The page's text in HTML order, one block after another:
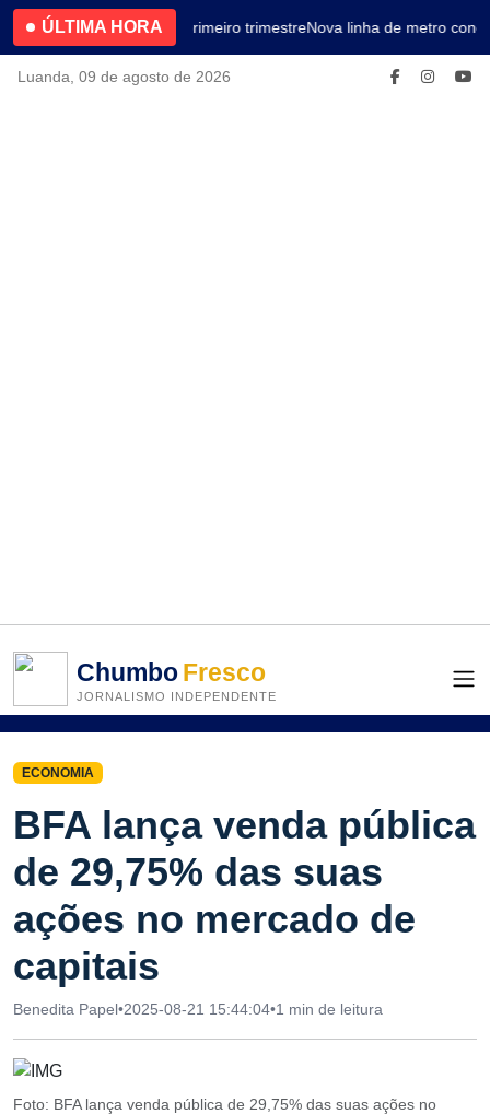
ÚLTIMA HORA4.2% no primeiro trimestreNova linha de metro
Luanda, 09 de agosto de 2026
ChumboFresco
JORNALISMO INDEPENDENTE
ECONOMIA
BFA lança venda pública
de 29,75% das suas
ações no mercado de
capitais
Benedita Papel•2025-08-21 15:44:04•1 min de leitura
Foto: BFA lança venda pública de 29,75% das suas ações no